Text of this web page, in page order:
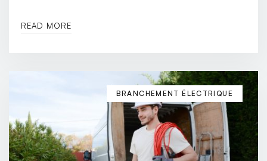
READ MORE
BRANCHEMENT ÉLECTRIQUE